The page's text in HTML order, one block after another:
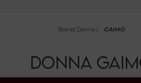
Brand Donna / GAIMO
DONNA